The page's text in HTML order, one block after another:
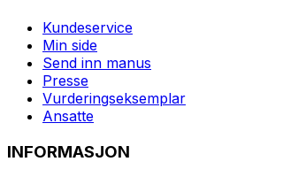
Kundeservice
Min side
Send inn manus
Presse
Vurderingseksemplar
Ansatte
INFORMASJON